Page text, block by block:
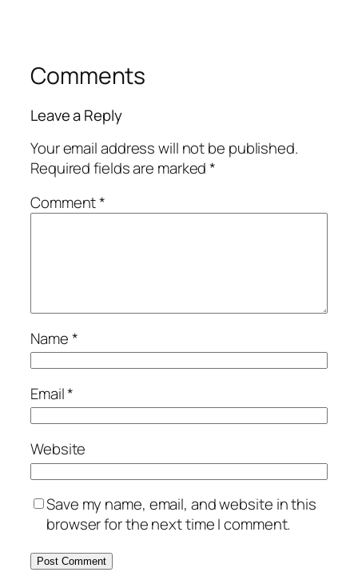
Comments
Leave a Reply
Your email address will not be published.
Required fields are marked*
Comment*
Name*
Email*
Website
Save my name, email, and website in this
browser for the next time I comment.